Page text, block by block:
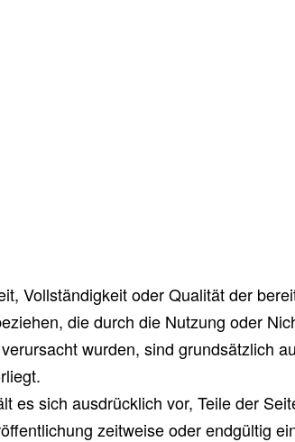
Vollständigkeit oder Qualität der
die durch die Nutzung oder
wurden, sind grundsätzlich
es sich ausdrücklich vor, Teile der
zeitweise oder endgültig